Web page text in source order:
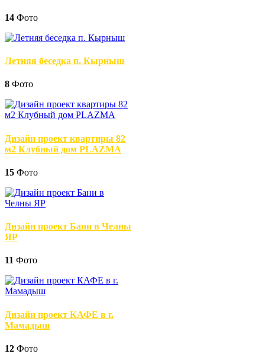
14 Фото
Летняя беседка п. Кырныш
8 Фото
Дизайн проект квартиры 82
м2 Клубный дом PLAZMA
15 Фото
Дизайн проект Бани в Челны
ЯР
11 Фото
Дизайн проект КАФЕ в г.
Мамадыш
12 Фото